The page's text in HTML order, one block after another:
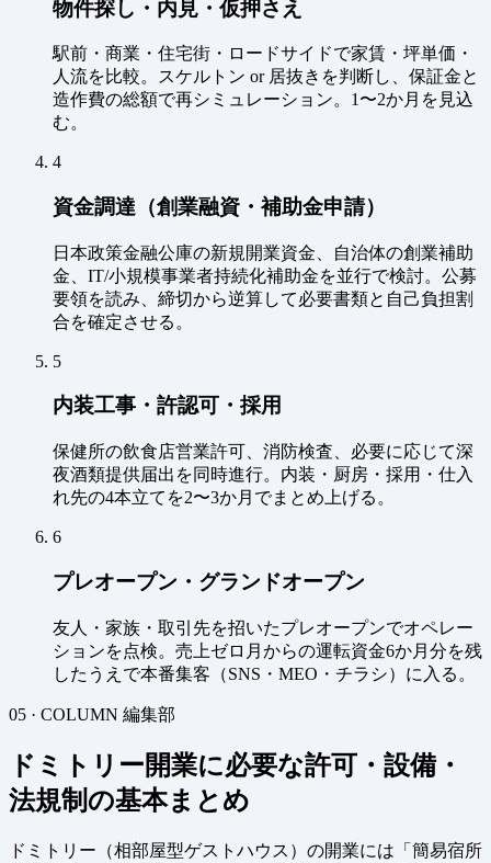
物件探し・内見・仮押さえ
駅前・商業・住宅街・ロードサイドで家賃・坪単価・
人流を比較。スケルトン or 居抜きを判断し、保証金と
造作費の総額で再シミュレーション。1〜2か月を見込
む。
4
資金調達（創業融資・補助金申請）
日本政策金融公庫の新規開業資金、自治体の創業補助
金、IT/小規模事業者持続化補助金を並行で検討。公募
要領を読み、締切から逆算して必要書類と自己負担割
合を確定させる。
5
内装工事・許認可・採用
保健所の飲食店営業許可、消防検査、必要に応じて深
夜酒類提供届出を同時進行。内装・厨房・採用・仕入
れ先の4本立てを2〜3か月でまとめ上げる。
6
プレオープン・グランドオープン
友人・家族・取引先を招いたプレオープンでオペレー
ションを点検。売上ゼロ月からの運転資金6か月分を残
したうえで本番集客（SNS・MEO・チラシ）に入る。
05 · COLUMN 編集部
ドミトリー開業に必要な許可・設備・
法規制の基本まとめ
ドミトリー（相部屋型ゲストハウス）の開業には「簡易宿所